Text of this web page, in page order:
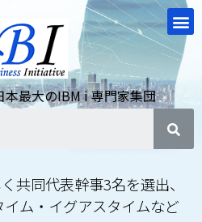
最大のIBM i 専門家集団
共同代表幹事3名を選出、
ム・イグアスタイムなど